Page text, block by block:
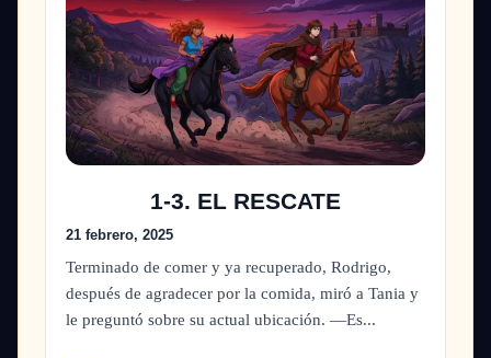
1-3. EL RESCATE
21 febrero, 2025
Terminado de comer y ya recuperado, Rodrigo,
después de agradecer por la comida, miró a Tania y
le preguntó sobre su actual ubicación. —Es...